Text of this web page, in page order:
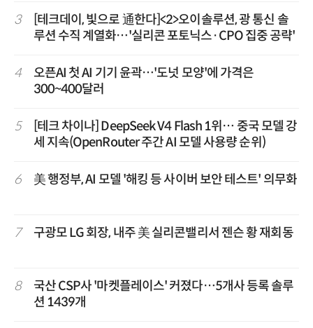
3
[테크데이, 빛으로 通한다]<2>오이솔루션, 광 통신 솔
루션 수직 계열화…'실리콘 포토닉스·CPO 집중 공략'
4
오픈AI 첫 AI 기기 윤곽…'도넛 모양'에 가격은
300~400달러
5
[테크 차이나] DeepSeek V4 Flash 1위… 중국 모델 강
세 지속(OpenRouter 주간 AI 모델 사용량 순위)
6 美 행정부, AI 모델 '해킹 등 사이버 보안 테스트' 의무화
7 구광모 LG 회장, 내주 美 실리콘밸리서 젠슨 황 재회동
8
국산 CSP사 '마켓플레이스' 커졌다…5개사 등록 솔루
션 1439개